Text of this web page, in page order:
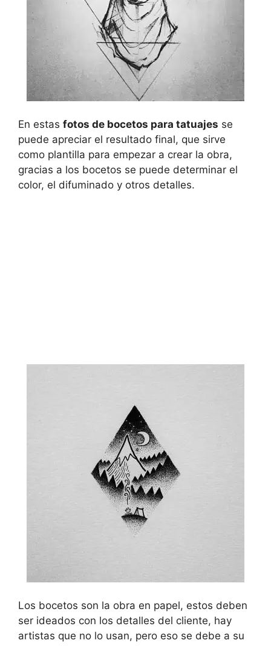
En estas fotos de bocetos para tatuajes se
puede apreciar el resultado final, que sirve
como plantilla para empezar a crear la obra,
gracias a los bocetos se puede determinar el
color, el difuminado y otros detalles.
Los bocetos son la obra en papel, estos deben
ser ideados con los detalles del cliente, hay
artistas que no lo usan, pero eso se debe a su